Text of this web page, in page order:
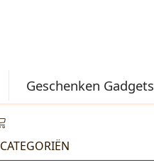
Geschenken Gadgets
CATEGORIËN